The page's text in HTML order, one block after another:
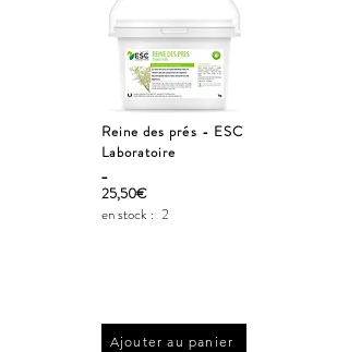
Reine des prés - ESC
Laboratoire
_
25,50€
en stock : 2
Ajouter au panier